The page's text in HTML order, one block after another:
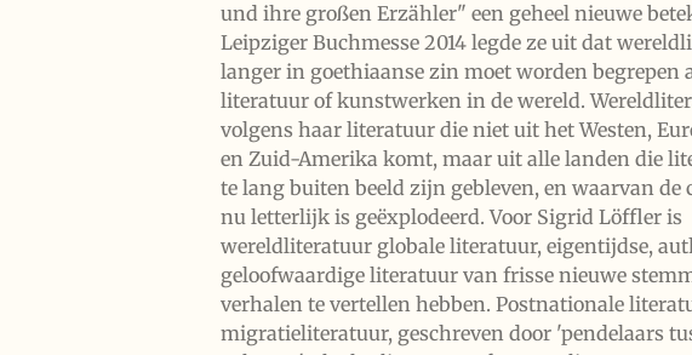
und ihre großen Erzähler" een ​​geheel nieuwe
Leipziger Buchmesse 2014 legde ze uit dat
langer in goethiaanse zin moet worden begrepen
literatuur of kunstwerken in de wereld.
volgens haar literatuur die niet uit het Westen,
en Zuid-Amerika komt, maar uit alle landen die
te lang buiten beeld zijn gebleven, en waarvan de
nu letterlijk is geëxplodeerd.Voor Sigrid Löffler is
wereldliteratuur globale literatuur, eigentijdse,
geloofwaardige literatuur van frisse nieuwe
verhalen te vertellen hebben. Postnationale
migratieliteratuur, geschreven door 'pendelaars